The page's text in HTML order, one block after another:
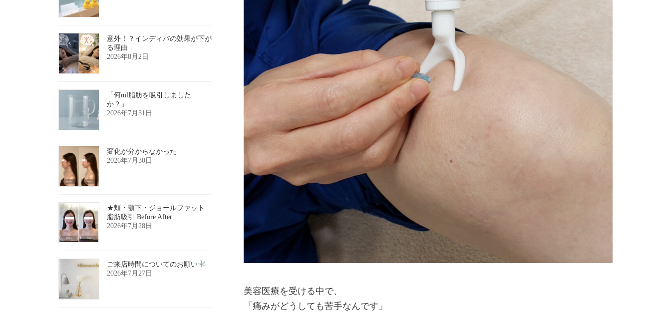
美容医療を受ける中で、
「痛みがどうしても苦手なんです」
意外！？インディバの効果が下が
る理由
2026年8月2日
「何ml脂肪を吸引しました
か？」
2026年7月31日
変化が分からなかった
2026年7月30日
★頬・顎下・ジョールファット
脂肪吸引 Before After
2026年7月28日
ご来店時間についてのお願い
2026年7月27日